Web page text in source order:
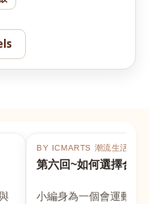
BY ICMARTS 潮流生活百貨
第六回~如何選擇合適
小編身為一個會運動的